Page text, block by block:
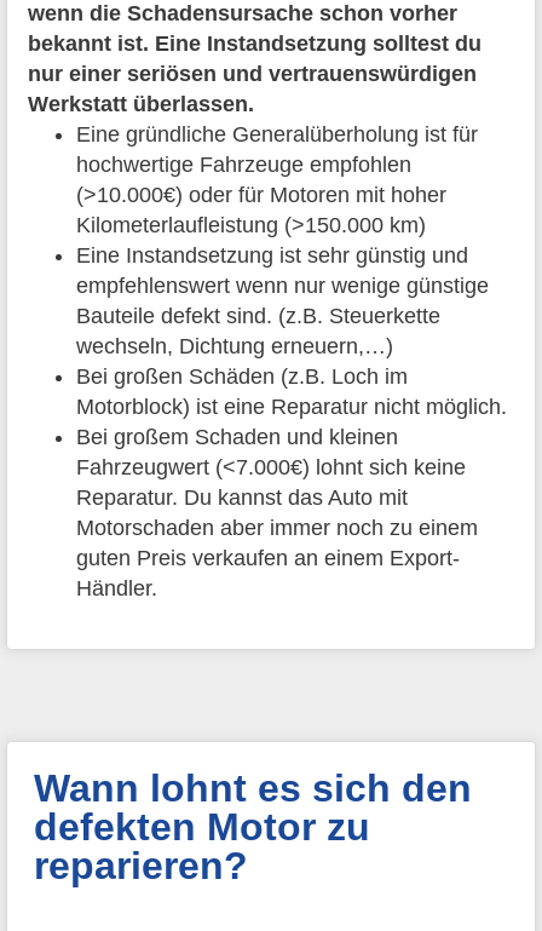
wenn die Schadensursache schon vorher
bekannt ist. Eine Instandsetzung solltest du
nur einer seriösen und vertrauenswürdigen
Werkstatt überlassen.
Eine gründliche Generalüberholung ist für
hochwertige Fahrzeuge empfohlen
(>10.000€) oder für Motoren mit hoher
Kilometerlaufleistung (>150.000 km)
Eine Instandsetzung ist sehr günstig und
empfehlenswert wenn nur wenige günstige
Bauteile defekt sind. (z.B. Steuerkette
wechseln, Dichtung erneuern,…)
Bei großen Schäden (z.B. Loch im
Motorblock) ist eine Reparatur nicht möglich.
Bei großem Schaden und kleinen
Fahrzeugwert (<7.000€) lohnt sich keine
Reparatur. Du kannst das Auto mit
Motorschaden aber immer noch zu einem
guten Preis verkaufen an einem Export-
Händler.
Wann lohnt es sich den
defekten Motor zu
reparieren?